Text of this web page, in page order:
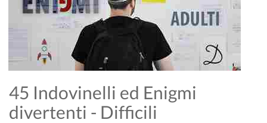
45 Indovinelli ed Enigmi
divertenti - Difficili